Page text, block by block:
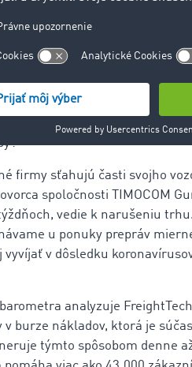
V TIMOCOM býva
zúfalo hľadajú zákazky,
cez TIMOCOM v úvodnom
Európe sa v prvom
roka. V Nemecku klesol
firmy sťahujú časti svojho
spoločnosti TIMOCOM
vedie k narušeniu
u ponuky prepráv
vyvíjať v dôsledku
analyzuje
v burze nákladov, ktorá je
týmto spôsobom denne